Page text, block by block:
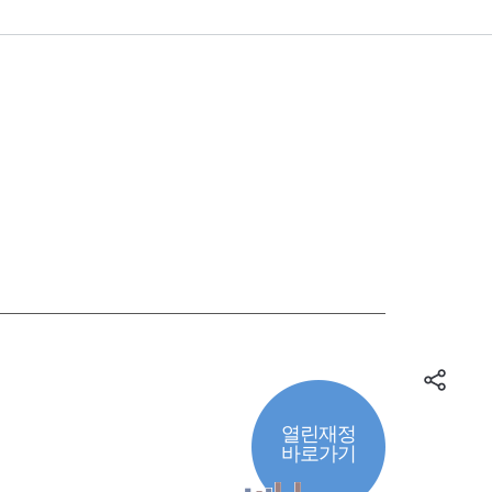
열린재정
바로가기